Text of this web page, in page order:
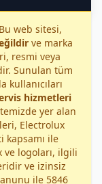
Bu web sitesi,
ve marka
resmi veya
Sunulan tüm
kullanıcıları
hizmetleri
yer alan
Electrolux
kapsamı ile
ve logoları, ilgili
ve izinsiz
ile 5846